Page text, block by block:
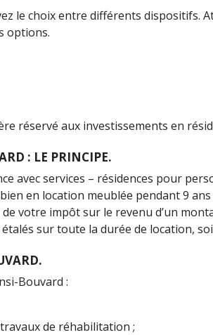
le choix entre différents dispositifs.
options.
réservé aux investissements en
: LE PRINCIPE.
avec services – résidences pour
en location meublée pendant 9
votre impôt sur le revenu d’un
sur toute la durée de location,
Bouvard :
de réhabilitation ;